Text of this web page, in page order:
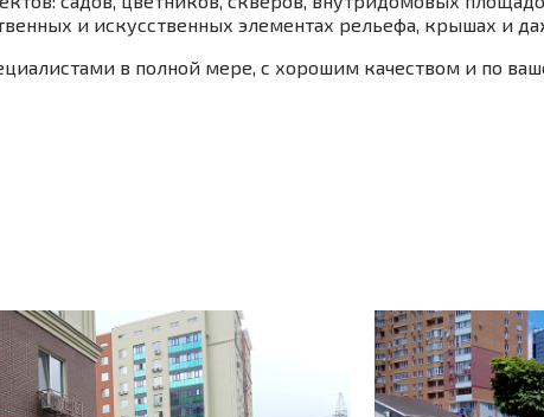
и искусственных элементах рельефа, крышах и
в полной мере, с хорошим качеством и по